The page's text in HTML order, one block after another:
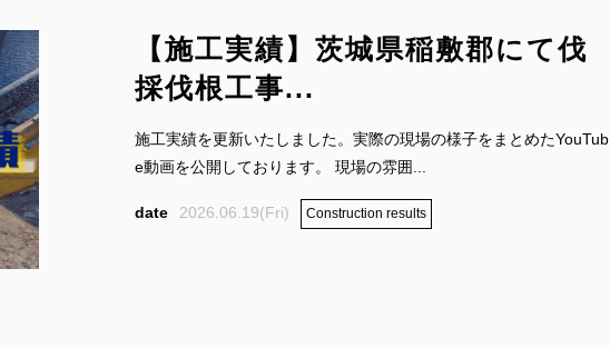
【施工実績】茨城県稲敷郡にて伐
採伐根工事...
施工実績を更新いたしました。実際の現場の様子をまとめたYouTub
e動画を公開しております。 現場の雰囲...
2026.06.19(Fri) Construction results